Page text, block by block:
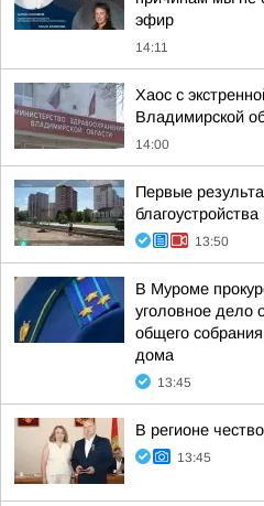
эфир
14:11
Хаос с
Владимирской
14:00
Первые
13:50
В Муроме
уголовное дело
общего
дома
13:45
В регионе
13:45